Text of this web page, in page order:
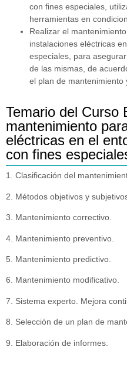
con fines especiales,
herramientas en
Realizar el
instalaciones eléctricas
especiales, para
de las mismas, de
el plan de mantenimiento
Temario del Curso
mantenimiento
eléctricas en el
con fines
1. Clasificación del
2. Métodos objetivos y
3. Mantenimiento correctivo.
4. Mantenimiento preventivo.
5. Mantenimiento predictivo.
6. Mantenimiento modificativo.
7. Sistema experto. Mejora
8. Selección de un plan de
9. Elaboración de informes.